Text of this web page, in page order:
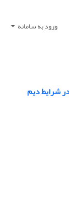
ورود به سامانه
شرایط دیم